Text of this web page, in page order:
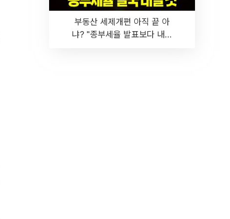
부동산 세제개편 아직 끝 아
냐? "종부세율 발표보다 내릴